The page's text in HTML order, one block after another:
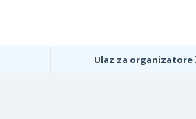
Ulaz za organizatore